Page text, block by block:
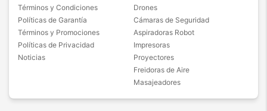
Términos y Condiciones
Políticas de Garantía
Términos y Promociones
Políticas de Privacidad
Noticias
Drones
Cámaras de Seguridad
Aspiradoras Robot
Impresoras
Proyectores
Freidoras de Aire
Masajeadores